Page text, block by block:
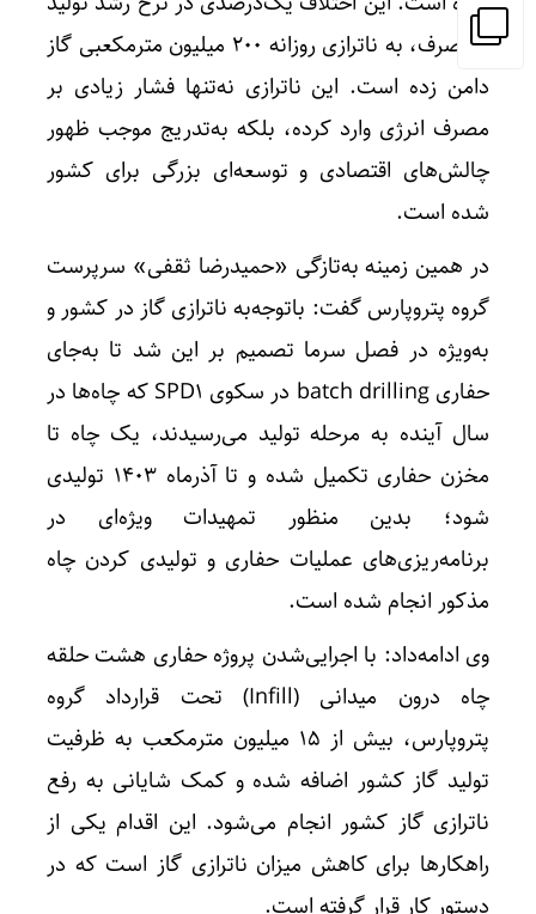
و مصرف، به ناترازی روزانه ۲۰۰ میلیون مترمکعبی گاز
دامن زده است. این ناترازی نه‌تنها فشار زیادی بر
مصرف انرژی وارد کرده، بلکه به‌تدریج موجب ظهور
چالش‌های اقتصادی و توسعه‌ای بزرگی برای کشور
شده است.
در همین زمینه به‌تازگی «حمیدرضا ثقفی» سرپرست
گروه پتروپارس گفت: باتوجه‌به ناترازی گاز در کشور و
به‌ویژه در فصل سرما تصمیم بر این شد تا به‌جای
حفاری batch drilling در سکوی SPD۱ که چاه‌ها در
سال آینده به مرحله تولید می‌رسیدند، یک چاه تا
مخزن حفاری تکمیل شده و تا آذرماه ۱۴۰۳ تولیدی
شود؛ بدین منظور تمهیدات ویژه‌ای در
برنامه‌ریزی‌های عملیات حفاری و تولیدی کردن چاه
مذکور انجام شده است.
وی ادامه‌داد: با اجرایی‌شدن پروژه حفاری هشت حلقه
چاه درون میدانی (Infill) تحت قرارداد گروه
پتروپارس، بیش از ۱۵ میلیون مترمکعب به ظرفیت
تولید گاز کشور اضافه شده و کمک شایانی به رفع
ناترازی گاز کشور انجام می‌شود. این اقدام یکی از
راهکارها برای کاهش میزان ناترازی گاز است که در